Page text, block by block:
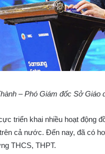
– Phó Giám đốc Sở
triển khai nhiều hoạt động
cả nước. Đến nay, đã có
THCS, THPT.